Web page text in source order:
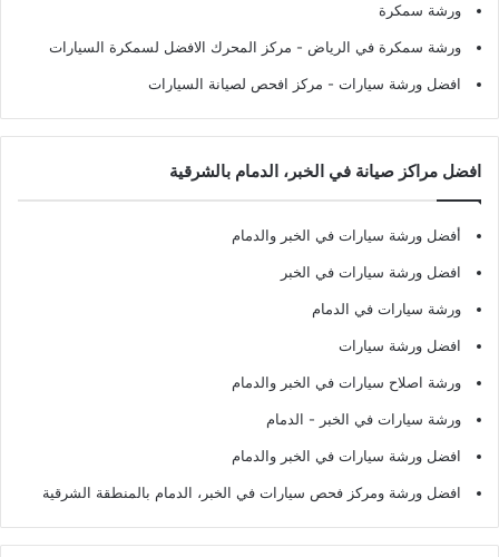
ورشة سمكرة
ورشة سمكرة في الرياض - مركز المحرك الافضل لسمكرة السيارات
افضل ورشة سيارات - مركز افحص لصيانة السيارات
افضل مراكز صيانة في الخبر، الدمام بالشرقية
أفضل ورشة سيارات في الخبر والدمام
افضل ورشة سيارات في الخبر
ورشة سيارات في الدمام
افضل ورشة سيارات
ورشة اصلاح سيارات في الخبر والدمام
ورشة سيارات في الخبر - الدمام
افضل ورشة سيارات في الخبر والدمام
افضل ورشة ومركز فحص سيارات في الخبر، الدمام بالمنطقة الشرقية